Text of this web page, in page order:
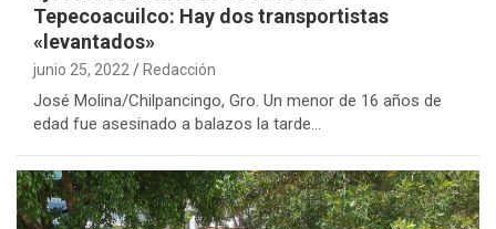
Tepecoacuilco: Hay dos transportistas
«levantados»
junio 25, 2022 Redacción
José Molina/Chilpancingo, Gro. Un menor de 16 años de
edad fue asesinado a balazos la tarde…